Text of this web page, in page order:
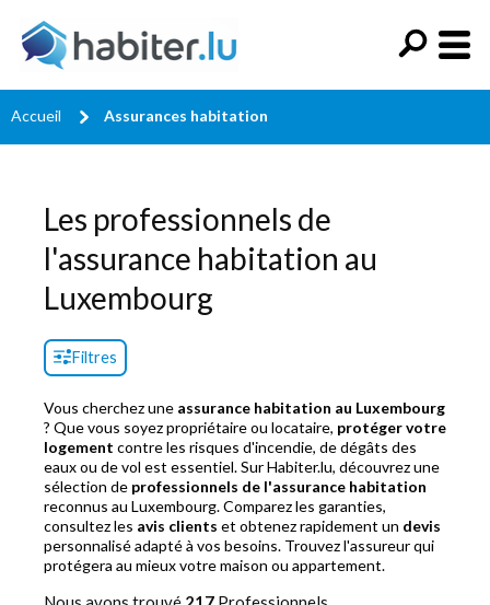
Accueil Assurances habitation
Les professionnels de
l'assurance habitation au
Luxembourg
Filtres
Vous cherchez une assurance habitation au Luxembourg
? Que vous soyez propriétaire ou locataire, protéger votre
logement contre les risques d'incendie, de dégâts des
eaux ou de vol est essentiel. Sur Habiter.lu, découvrez une
sélection de professionnels de l'assurance habitation
reconnus au Luxembourg. Comparez les garanties,
consultez les avis clients et obtenez rapidement un devis
personnalisé adapté à vos besoins. Trouvez l'assureur qui
protégera au mieux votre maison ou appartement.